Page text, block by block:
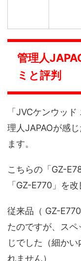
管理人
ミと評判
「JVCケンウッ
理人JAPAOが感
ます。
こちらの「GZ-
「GZ-E770」を
従来品（ GZ-
たのですが、ス
じでした（細か
れません）